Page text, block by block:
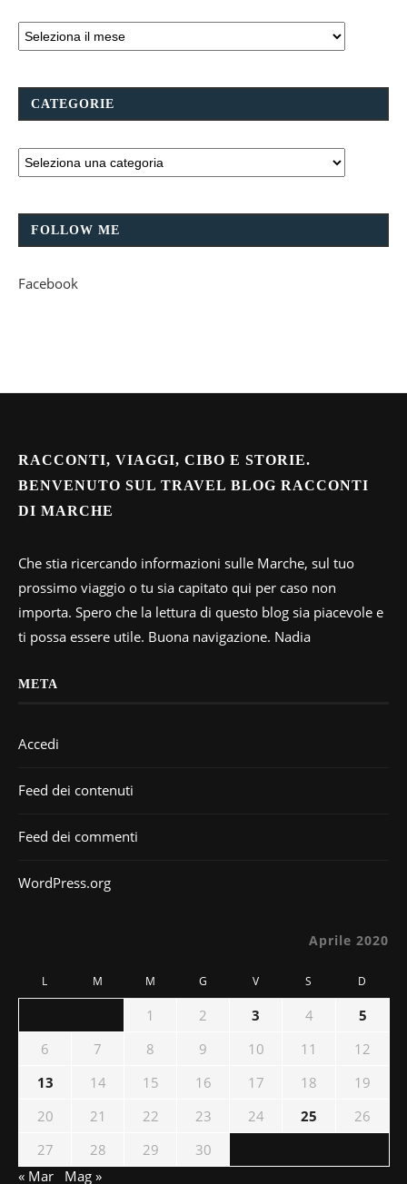
CATEGORIE
FOLLOW ME
Facebook
RACCONTI, VIAGGI, CIBO E STORIE.
BENVENUTO SUL TRAVEL BLOG RACCONTI
DI MARCHE
Che stia ricercando informazioni sulle Marche, sul tuo
prossimo viaggio o tu sia capitato qui per caso non
importa. Spero che la lettura di questo blog sia piacevole e
ti possa essere utile. Buona navigazione. Nadia
META
Accedi
Feed dei contenuti
Feed dei commenti
WordPress.org
Aprile 2020
L M M G V S D
1 2 3 4
5
6
7 8 9 10 11
12
13
14 15 16 17 18
19
20
21 22 23 24 25
26
27
28 29
30
« Mar
Mag »